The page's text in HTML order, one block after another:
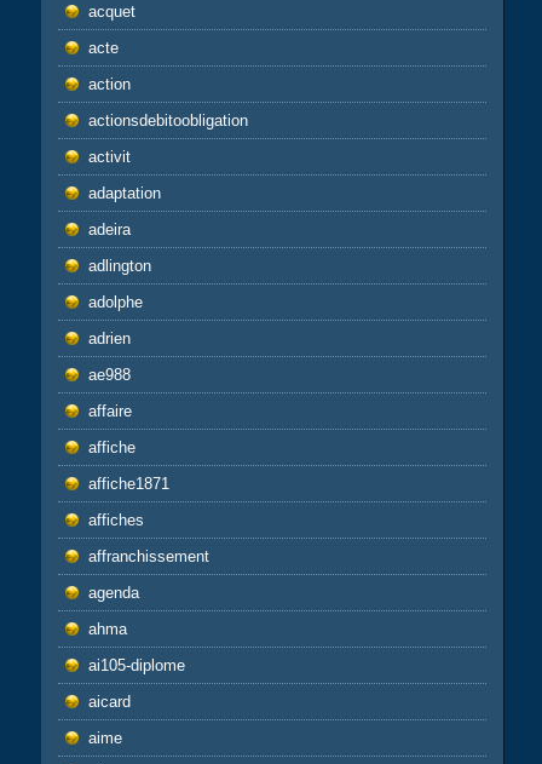
acquet
acte
action
actionsdebitoobligation
activit
adaptation
adeira
adlington
adolphe
adrien
ae988
affaire
affiche
affiche1871
affiches
affranchissement
agenda
ahma
ai105-diplome
aicard
aime